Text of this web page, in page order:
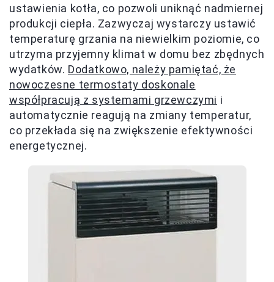
ustawienia kotła, co pozwoli uniknąć nadmiernej
produkcji ciepła. Zazwyczaj wystarczy ustawić
temperaturę grzania na niewielkim poziomie, co
utrzyma przyjemny klimat w domu bez zbędnych
wydatków. Dodatkowo, należy pamiętać, że
nowoczesne termostaty doskonale
współpracują z systemami grzewczymi i
automatycznie reagują na zmiany temperatur,
co przekłada się na zwiększenie efektywności
energetycznej.